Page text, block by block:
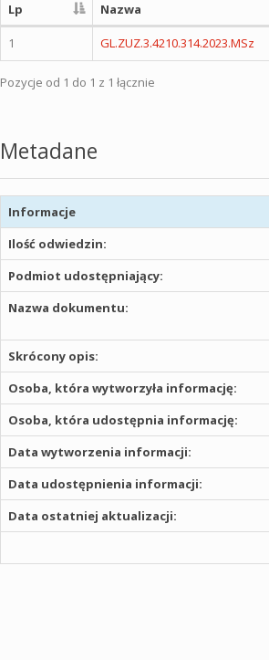
Lp Nazwa
1 GL.ZUZ.3.4210.314.2023.MSz
Pozycje od 1 do 1 z 1 łącznie
Metadane
Informacje
Ilość odwiedzin:
Podmiot udostępniający:
Nazwa dokumentu:
Skrócony opis:
Osoba, która wytworzyła informację:
Osoba, która udostępnia informację:
Data wytworzenia informacji:
Data udostępnienia informacji:
Data ostatniej aktualizacji: